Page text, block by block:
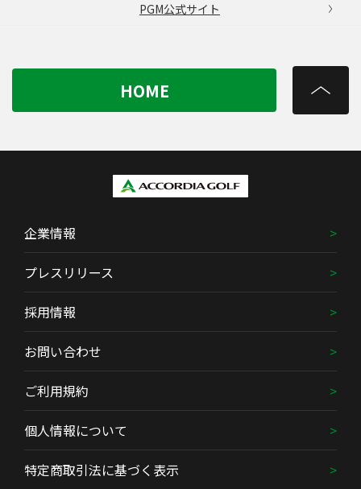
PGM公式サイト
HOME
企業情報
プレスリリース
採用情報
お問い合わせ
ご利用規約
個人情報について
特定商取引法に基づく表示